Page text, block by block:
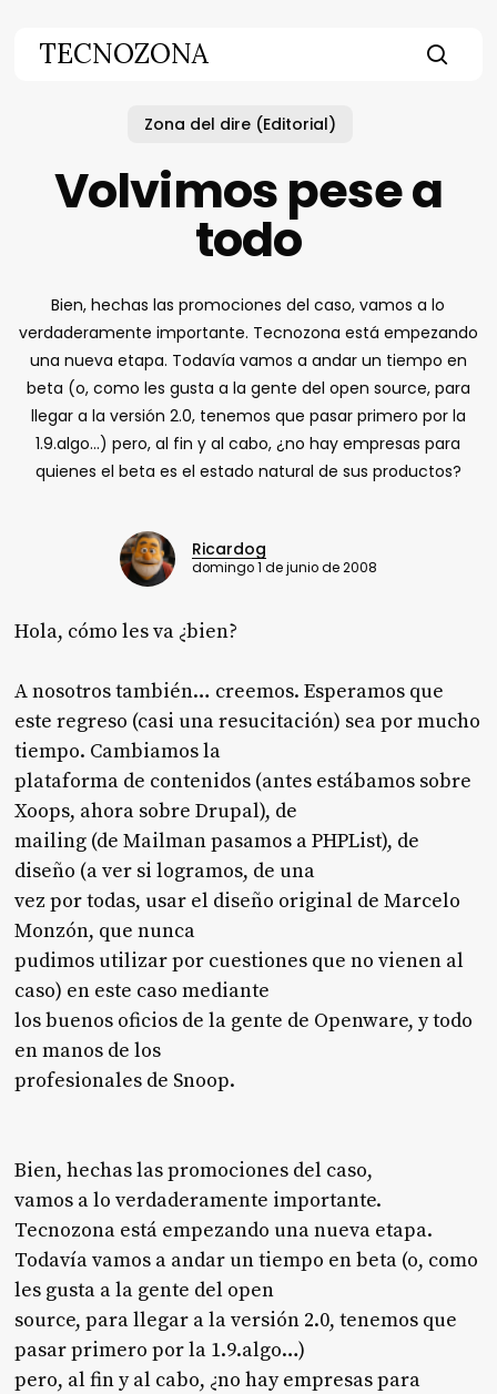
TECNOZONA
Zona del dire (Editorial)
Volvimos pese a
todo
Bien, hechas las promociones del caso, vamos a lo
verdaderamente importante. Tecnozona está empezando
una nueva etapa. Todavía vamos a andar un tiempo en
beta (o, como les gusta a la gente del open source, para
llegar a la versión 2.0, tenemos que pasar primero por la
1.9.algo…) pero, al fin y al cabo, ¿no hay empresas para
quienes el beta es el estado natural de sus productos?
Ricardog
domingo 1 de junio de 2008
Hola, cómo les va ¿bien?
A nosotros también… creemos. Esperamos que
este regreso (casi una resucitación) sea por mucho
tiempo. Cambiamos la
plataforma de contenidos (antes estábamos sobre
Xoops, ahora sobre Drupal), de
mailing (de Mailman pasamos a PHPList), de
diseño (a ver si logramos, de una
vez por todas, usar el diseño original deMarcelo
Monzón, que nunca
pudimos utilizar por cuestiones que no vienen al
caso) en este caso mediante
los buenos oficios de la gente de Openware, y todo
en manos de los
profesionales de Snoop.
Bien, hechas las promociones del caso,
vamos a lo verdaderamente importante.
Tecnozona está empezando una nueva etapa.
Todavía vamos a andar un tiempo en beta (o, como
les gusta a la gente del open
source, para llegar a la versión 2.0, tenemos que
pasar primero por la 1.9.algo…)
pero, al fin y al cabo, ¿no hay empresas para